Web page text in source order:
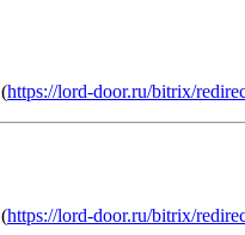
(https://lord-door.ru/bitrix/
(https://lord-door.ru/bitrix/